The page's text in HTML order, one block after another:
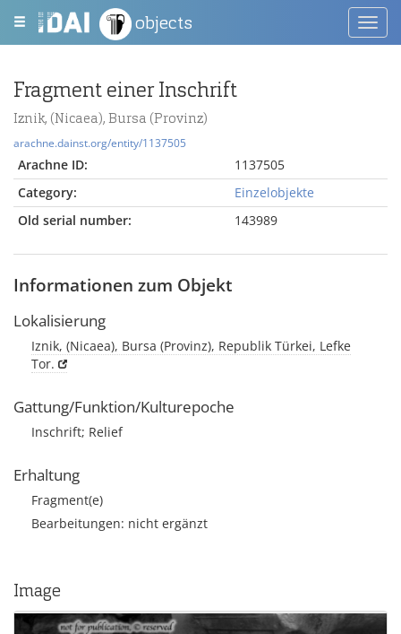
objects
Fragment einer Inschrift
Iznik, (Nicaea), Bursa (Provinz)
arachne.dainst.org/entity/1137505
Arachne ID:
1137505
Category:
Einzelobjekte
Old serial number:
143989
Informationen zum Objekt
Lokalisierung
Iznik, (Nicaea), Bursa (Provinz), Republik Türkei, Lefke
Tor.
Gattung/Funktion/Kulturepoche
Inschrift; Relief
Erhaltung
Fragment(e)
Bearbeitungen: nicht ergänzt
Image